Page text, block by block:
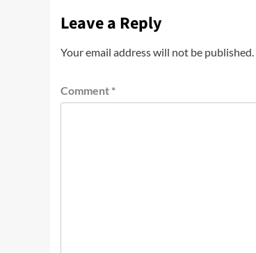
Leave a Reply
Your email address will not be published.
Comment *